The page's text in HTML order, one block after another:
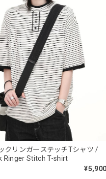
NCLLW オリジナルドッグ
2026/05/27
スタンドカラーレトロジャ
オフホワイト/M
2026/05/27
ボタンアクセント ポロシ
ブラック/L
2026/05/21
クリンガーステッチTシャツ /
Ringer Stitch T-shirt
¥5,900